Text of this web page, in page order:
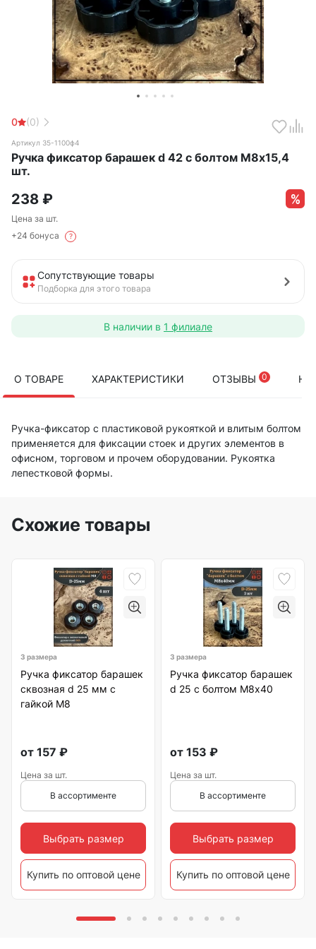
0 (0)
Артикул 35-1100ф4
Ручка фиксатор барашек d 42 с болтом М8х15,4
шт.
238 ₽
Цена за шт.
+24 бонуса
?
Сопутствующие товары
Подборка для этого товара
В наличии в 1 филиале
О ТОВАРЕ ХАРАКТЕРИСТИКИ ОТЗЫВЫ 0
Ручка-фиксатор с пластиковой рукояткой и влитым болтом
применяется для фиксации стоек и других элементов в
офисном, торговом и прочем оборудовании. Рукоятка
лепестковой формы.
Схожие товары
3 размера
Ручка фиксатор барашек
сквозная d 25 мм с
гайкой М8
от 157 ₽
Цена за шт.
В ассортименте
Выбрать размер
Купить по оптовой цене
3 размера
Ручка фиксатор барашек
d 25 с болтом М8х40
от 153 ₽
Цена за шт.
В ассортименте
Выбрать размер
Купить по оптовой цене